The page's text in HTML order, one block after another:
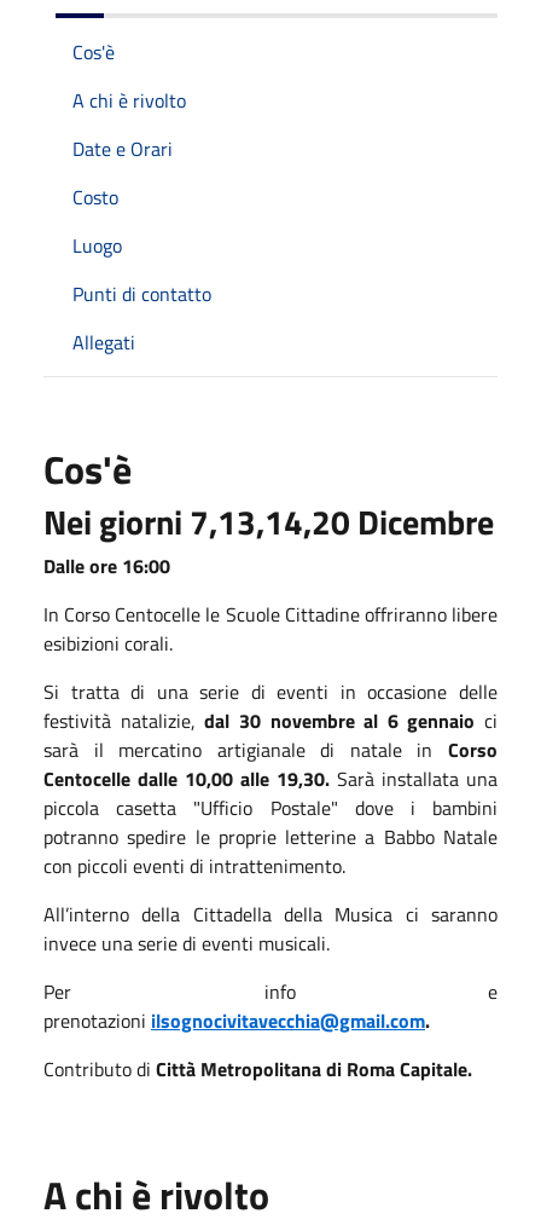
Cos'è
A chi è rivolto
Date e Orari
Costo
Luogo
Punti di contatto
Allegati
Cos'è
Nei giorni 7,13,14,20 Dicembre
Dalle ore 16:00
In Corso Centocelle le Scuole Cittadine offriranno libere
esibizioni corali.
Si tratta di una serie di eventi in occasione delle
festività natalizie, dal 30 novembre al 6 gennaio ci
sarà il mercatino artigianale di natale in Corso
Centocelle dalle 10,00 alle 19,30. Sarà installata una
piccola casetta "Ufficio Postale" dove i bambini
potranno spedire le proprie letterine a Babbo Natale
con piccoli eventi di intrattenimento.
All’interno della Cittadella della Musica ci saranno
invece una serie di eventi musicali.
Per info e
prenotazioni ilsognocivitavecchia@gmail.com.
Contributo di Città Metropolitana di Roma Capitale.
A chi è rivolto